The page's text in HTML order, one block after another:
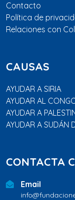
Contacto
Política de
Relaciones con
CAUSAS
AYUDAR A SIRIA
AYUDAR AL
AYUDAR A
AYUDAR A SUDÁN
CONTACTA
Email